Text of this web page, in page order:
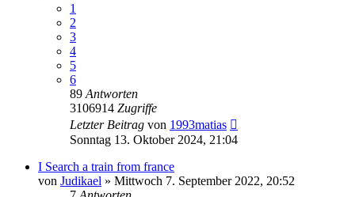
1
2
3
4
5
6
89 Antworten
3106914 Zugriffe
Letzter Beitrag von 1993matias
Sonntag 13. Oktober 2024, 21:04
I Search a train from france
von Judikael » Mittwoch 7. September 2022, 20:52